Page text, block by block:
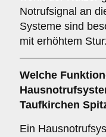
Notrufsignal an
Systeme sind
mit erhöhtem
Welche
Taufkirchen
Ein